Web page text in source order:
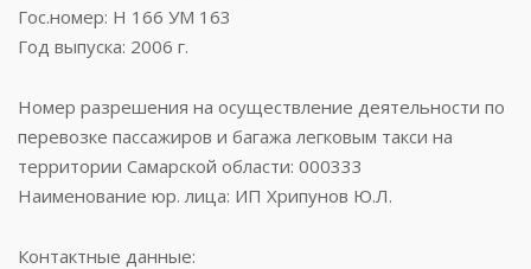
Гос.номер: Н 166 УМ 163
Год выпуска: 2006 г.
Номер разрешения на осуществление деятельности по
перевозке пассажиров и багажа легковым такси на
территории Самарской области: 000333
Наименование юр. лица: ИП Хрипунов Ю.Л.
Контактные данные: